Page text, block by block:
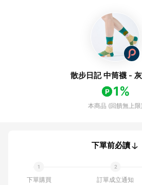
散步日記 中筒襪 -
1%
本商品 (回饋無上限)
下單前必讀
下單購買
訂單成立通知